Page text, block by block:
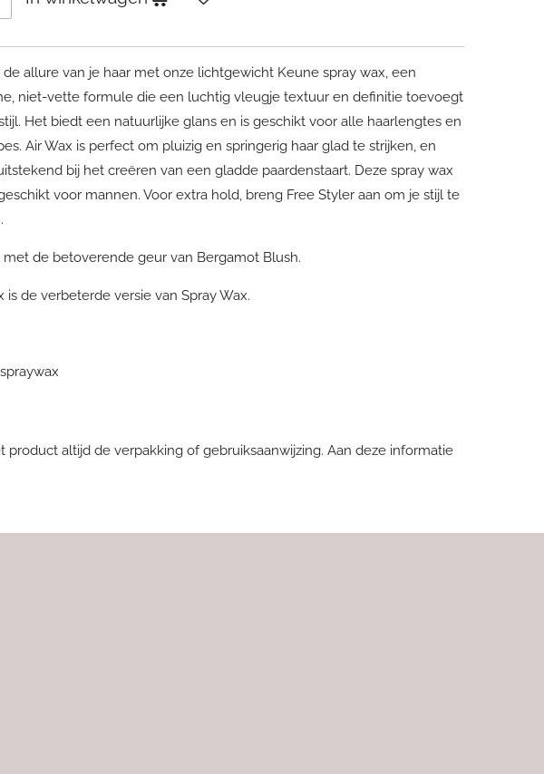
allure van je haar met onze lichtgewicht Keune spray wax, een
niet-vette formule die een luchtig vleugje textuur en definitie toevoegt
Het biedt een natuurlijke glans en is geschikt voor alle haarlengtes en
Air Wax is perfect om pluizig en springerig haar glad te strijken, en
bij het creëren van een gladde paardenstaart. Deze spray wax
voor mannen. Voor extra hold, breng Free Styler aan om je stijl te
met de betoverende geur van Bergamot Blush.
is de verbeterde versie van Spray Wax.
altijd de verpakking of gebruiksaanwijzing. Aan deze informatie